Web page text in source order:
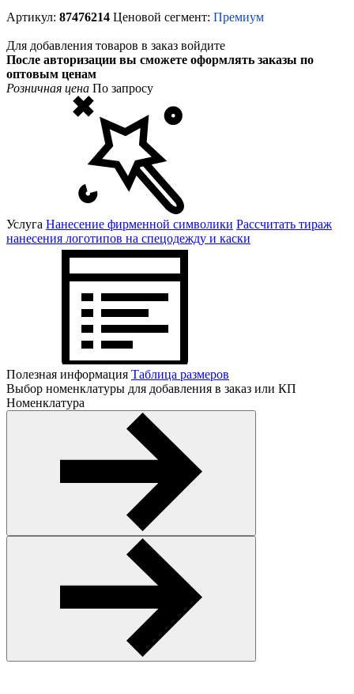
Артикул: 87476214 Ценовой сегмент: Премиум
Для добавления товаров в заказ войдите
После авторизации вы сможете оформлять заказы по
оптовым ценам
Розничная цена По запросу
Услуга Нанесение фирменной символики Рассчитать тираж
нанесения логотипов на спецодежду и каски
Полезная информация Таблица размеров
Выбор номенклатуры для добавления в заказ или КП
Номенклатура